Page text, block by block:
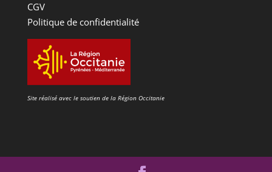
CGV
Politique de confidentialité
Site réalisé avec le soutien de la Région Occitanie